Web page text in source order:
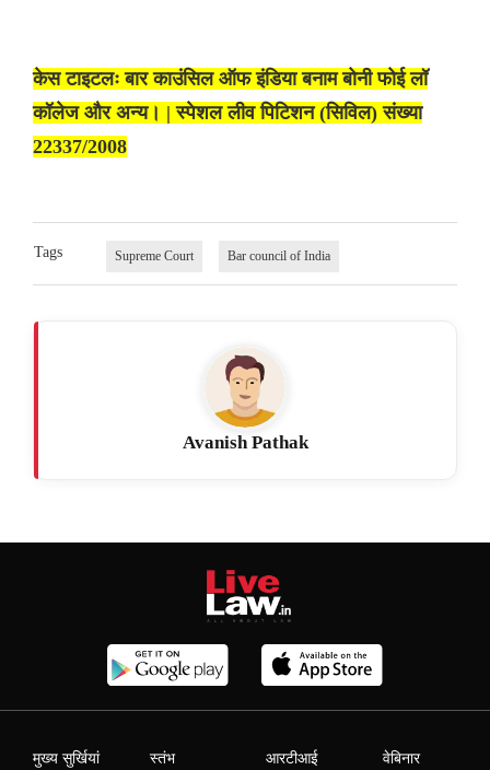
केस टाइटलः बार काउंसिल ऑफ इंडिया बनाम बोनी फोई लॉ
कॉलेज और अन्य। | स्पेशल लीव पिटिशन (सिविल) संख्या
22337/2008
Tags Supreme Court Bar council of India
Avanish Pathak
मुख्य सुर्खियां स्तंभ आरटीआई वेबिनार